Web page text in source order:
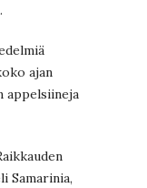
ajan
appelsiineja
Samarinia,